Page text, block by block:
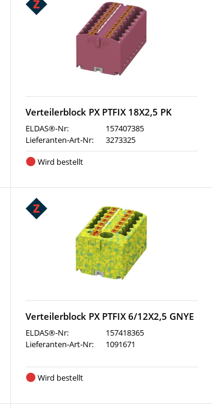
Verteilerblock PX PTFIX 18X2,5 PK
ELDAS®-Nr:
157407385
Lieferanten-Art-Nr:
3273325
Wird bestellt
Verteilerblock PX PTFIX 6/12X2,5 GNYE
ELDAS®-Nr:
157418365
Lieferanten-Art-Nr:
1091671
Wird bestellt